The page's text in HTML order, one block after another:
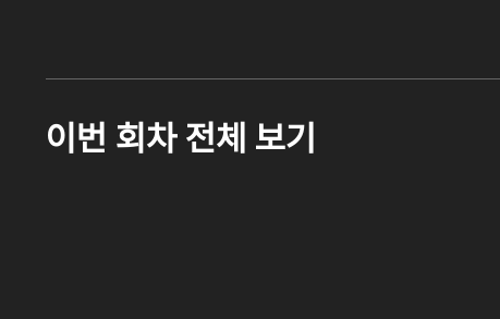
이번 회차 전체 보기